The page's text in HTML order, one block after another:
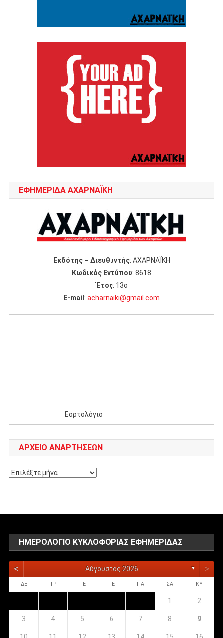
ΕΦΗΜΕΡΙΔΑ ΑΧΑΡΝΑΪΚΗ
Εκδότης – Διευθυντής: ΑΧΑΡΝΑΪΚΗ
Κωδικός Εντύπου: 8618
Έτος: 13ο
Ε-mail : acharnaiki@gmail.com
Εορτολόγιο
ΑΡΧΕΊΟ ΑΝΑΡΤΉΣΕΩΝ
Αρχείο
ΗΜΕΡΟΛΌΓΙΟ ΚΥΚΛΟΦΟΡΊΑΣ ΕΦΗΜΕΡΊΔΑΣ
< Αύγουστος 2026 ▼ >
ΔΕ ΤΡ ΤΕ ΠΕ ΠΑ ΣΑ ΚΥ
1 2
3 4 5 6 7 8 9